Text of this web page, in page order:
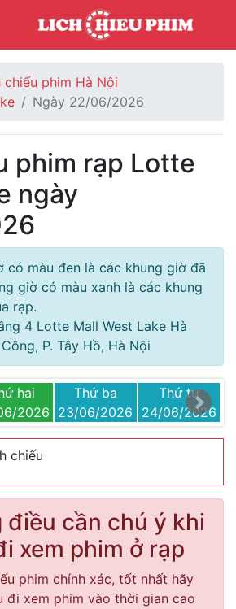
chiếu phim Hà Nội
Ngày 22/06/2026
phim rạp Lotte
ngày
có màu đen là các khung giờ đã
giờ có màu xanh là các khung
rạp.
4 Lotte Mall West Lake Hà
P. Tây Hồ, Hà Nội
hai
2026
Thứ ba
23/06/2026
Thứ tư
24/06/2026
chiếu
điều cần chú ý khi
xem phim ở rạp
phim chính xác, tốt nhất hãy
đi xem phim vào thời gian cao